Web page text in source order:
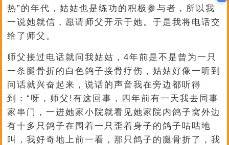
热”的年代，姑姑也是练功的积极参与者，所以我
一说她就信，愿请师父开示于她。于是我将电话交
给了师父。
师父接过电话就问我姑姑，4年前是不是曾为一只
一条腿骨折的白色鸽子接骨疗伤，姑姑好像一听到
问话就兴奋起来，说话的声音我在旁边都听得
到：“呀，师父!有这回事，四年前有一天我去同事
家串门，一进她家小院就看见她家院内鸽子窝外边
有十多只鸽子在围着一只歪着身子的鸽子咕咕地
叫，我好奇地上前一看，那只鸽子的腿骨折了，我